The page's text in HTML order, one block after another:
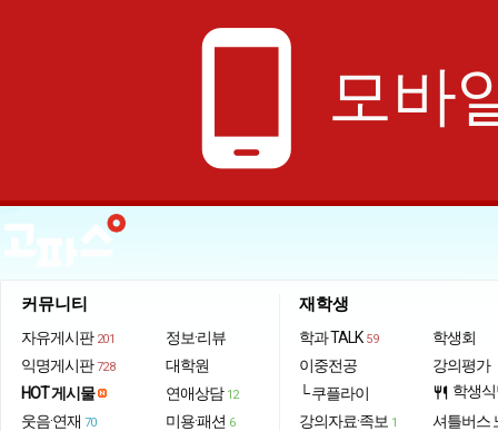
phone_android 모바
커뮤니티
자유게시판 201
익명게시판 728
HOT 게시물
웃음·연재 70
정보·리뷰
대학원
연애상담 12
미용·패션 6
재학생
학과 TALK 59
이중전공
└ 쿠플라이
강의자료·족보 1
학생회
강의평가
restaurant 학생
셔틀버스